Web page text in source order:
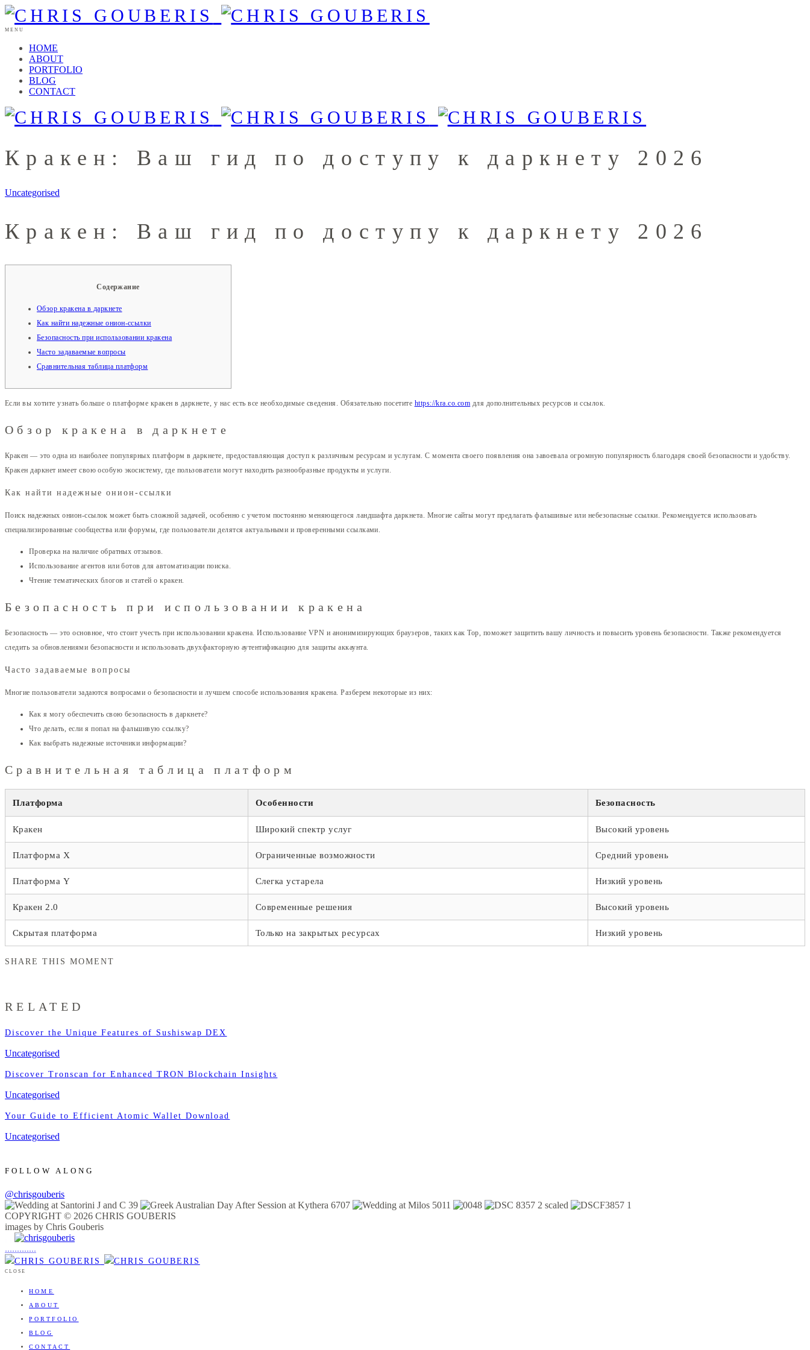
MENU
HOME
ABOUT
PORTFOLIO
BLOG
CONTACT
Кракен: Ваш гид по доступу к даркнету 2026
Uncategorised
Кракен: Ваш гид по доступу к даркнету 2026
Содержание
Обзор кракена в даркнете
Как найти надежные онион-ссылки
Безопасность при использовании кракена
Часто задаваемые вопросы
Сравнительная таблица платформ
Если вы хотите узнать больше о платформе кракен в даркнете, у нас есть все необходимые сведения. Обязательно посетите https://kra.co.com для дополнительных ресурсов и ссылок.
Обзор кракена в даркнете
Кракен — это одна из наиболее популярных платформ в даркнете, предоставляющая доступ к различным ресурсам и услугам. С момента своего появления она завоевала огромную популярность благодаря своей безопасности и удобству.
Кракен даркнет имеет свою особую экосистему, где пользователи могут находить разнообразные продукты и услуги.
Как найти надежные онион-ссылки
Поиск надежных онион-ссылок может быть сложной задачей, особенно с учетом постоянно меняющегося ландшафта даркнета. Многие сайты могут предлагать фальшивые или небезопасные ссылки. Рекомендуется использовать
специализированные сообщества или форумы, где пользователи делятся актуальными и проверенными ссылками.
Проверка на наличие обратных отзывов.
Использование агентов или ботов для автоматизации поиска.
Чтение тематических блогов и статей о кракен.
Безопасность при использовании кракена
Безопасность — это основное, что стоит учесть при использовании кракена. Использование VPN и анонимизирующих браузеров, таких как Тор, поможет защитить вашу личность и повысить уровень безопасности. Также рекомендуется
следить за обновлениями безопасности и использовать двухфакторную аутентификацию для защиты аккаунта.
Часто задаваемые вопросы
Многие пользователи задаются вопросами о безопасности и лучшем способе использования кракена. Разберем некоторые из них:
Как я могу обеспечить свою безопасность в даркнете?
Что делать, если я попал на фальшивую ссылку?
Как выбрать надежные источники информации?
Сравнительная таблица платформ
Платформа Особенности Безопасность
Кракен Широкий спектр услуг Высокий уровень
Платформа X Ограниченные возможности Средний уровень
Платформа Y Слегка устарела Низкий уровень
Кракен 2.0 Современные решения Высокий уровень
Скрытая платформа Только на закрытых ресурсах Низкий уровень
SHARE THIS MOMENT
RELATED
Discover the Unique Features of Sushiswap DEX
Uncategorised
Discover Tronscan for Enhanced TRON Blockchain Insights
Uncategorised
Your Guide to Efficient Atomic Wallet Download
Uncategorised
FOLLOW ALONG
@chrisgouberis
COPYRIGHT © 2026 CHRIS GOUBERIS
images by Chris Gouberis
.............
CLOSE
HOME
ABOUT
PORTFOLIO
BLOG
CONTACT